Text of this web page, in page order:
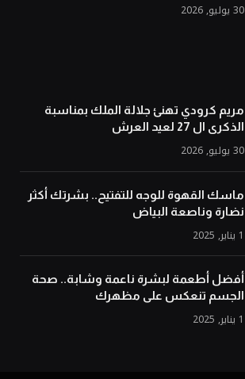
30 يوليو, 2026
مريم كرودي تهنئ جلالة الملك بمناسبة
الذكرى ال 27 لعيد العرش
30 يوليو, 2026
ماسك القهوة للوجه للتفتيح.. بشرتك أكثر
نضارة وناصعة البياض
1 يناير, 2025
أفضل أطعمة لبشرة ناعمة وشابة.. صحة
الجسم تنعكس على مظهرك
1 يناير, 2025